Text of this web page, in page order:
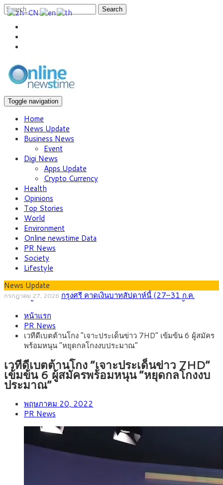
Search
Toggle navigation
Home
News Update
Business News
Event
Digi News
Apps Update
Crypto Currency
Health
Opinions
Top Stories
World
Environment
Online newstime Data
PR News
Society
Lifestyle
News Update
กรกฎาคม 27, 2026 กรุงศรี คาดเงินบาทสัปดาห์นี้ (27–31 ก.ค.
หน้ารถไฟฟ้าสงขลา โมโนเรล 12.54 กม. เชื่อมเมืองหาดใหญ่
สิงหาคม 4, 2026
หัวเพียง 2,618 บาท เสนอทบทวนจัดสรรงบให้สอดคล้องภาระงาน
จริง
สิงหาคม 3, 2026 กรุงศรี คาดเงินบาทสัปดาห์นี้ซื้อขายในกรอบ
33.00-33.60 ติดตามข้อมูลจ้างงานสหรัฐฯ
สิงหาคม 1, 2026 “เอกนิติ” เปิดเครื่องยนต์เศรษฐกิจใหม่ของไทย เดิน
หน้า 5 ยุทธศาสตร์ รื้อโครงสร้างเศรษฐกิจ ดันไทยโตเต็มศักยภาพ
กรกฎาคม 27, 2026
ภัยเงียบใกล้ตัวเด็ก LSD “แสตมป์เมา” ยาเสพติด
ลายการ์ตูน กรมศุลกากร เตือนผู้ปกครองเฝ้าระวัง หลังยึดล็อตใหญ่
จากเยอรมนี
หน้าแรก
PR News
เวทีดีเบตต้านโกง “เจาะประเด็นข่าว 7HD” เข้มข้น 6 ผู้สมัคร
พร้อมหนุน “หยุดกลโกงงบประมาณ”
เวทีดีเบตต้านโกง “เจาะประเด็นข่าว 7HD”
เข้มข้น 6 ผู้สมัครพร้อมหนุน “หยุดกลโกงงบ
ประมาณ”
พฤษภาคม 20, 2022
PR News